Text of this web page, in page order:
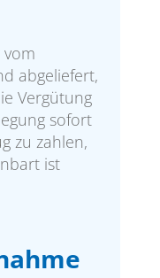
vom
abgeliefert,
Vergütung
sofort
zu zahlen,
ist